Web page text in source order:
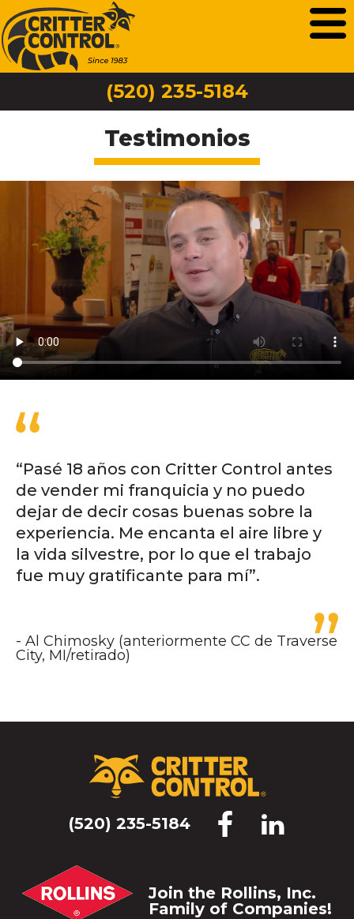
(520) 235-5184
Testimonios
“Pasé 18 años con Critter Control antes
de vender mi franquicia y no puedo
dejar de decir cosas buenas sobre la
experiencia. Me encanta el aire libre y
la vida silvestre, por lo que el trabajo
fue muy gratificante para mí”.
Al Chimosky (anteriormente CC de Traverse
City, MI/retirado)
(520) 235-5184
Join the Rollins, Inc.
Family of Companies!